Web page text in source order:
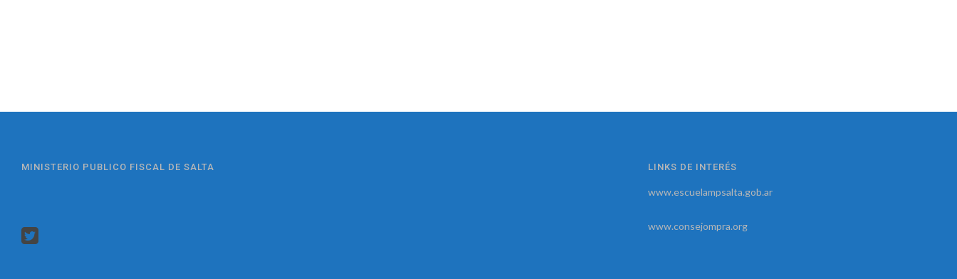
MINISTERIO PUBLICO FISCAL DE SALTA LINKS DE INTERÉS
www.escuelampsalta.gob.ar
www.consejompra.org